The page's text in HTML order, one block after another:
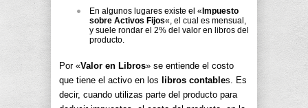
En algunos lugares existe el « Impuesto
sobre Activos Fijos«, el cual es mensual,
y suele rondar el 2% del valor en libros del
producto.
Por «Valor en Libros» se entiende el costo
que tiene el activo en los libros contables. Es
decir, cuando utilizas parte del producto para